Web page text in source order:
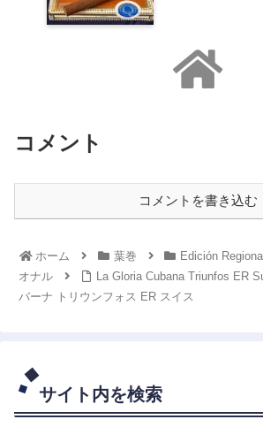
コメント
コメントを書き込む
ホーム 葉巻
Edición
オナル
La Gloria Cubana Triunfos ER
バーナ トリウンフォス ER スイス
サイト内を検索